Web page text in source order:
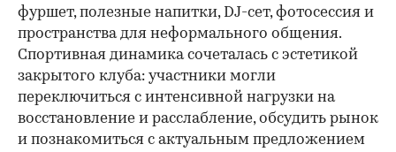
фуршет, полезные напитки, DJ-сет, фотосессия и
пространства для неформального общения.
Спортивная динамика сочеталась с эстетикой
закрытого клуба: участники могли
переключиться с интенсивной нагрузки на
восстановление и расслабление, обсудить рынок
и познакомиться с актуальным предложением